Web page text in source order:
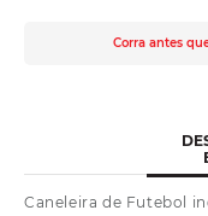
Corra antes
Caneleira de Futebol